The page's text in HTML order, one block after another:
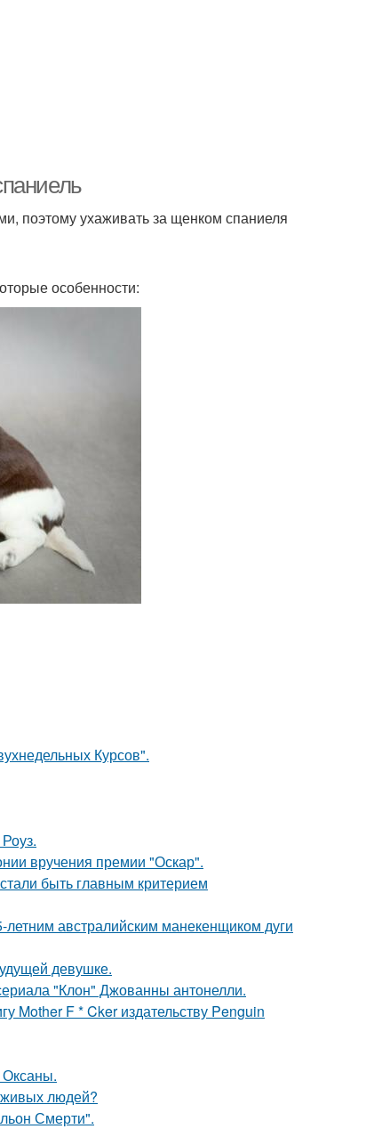
поэтому ухаживать за щенком спаниеля
особенности:
Курсов".
вручения премии "Оскар".
быть главным критерием
австралийским манекенщиком дуги
девушке.
"Клон" Джованны антонелли.
Mother F * Cker издательству Penguin
Оксаны.
живых людей?
Смерти".